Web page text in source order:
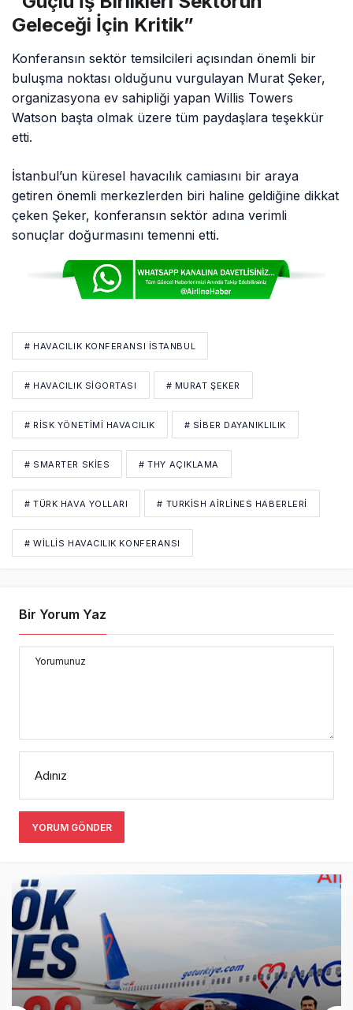
Geleceği İçin Kritik”
Konferansın sektör temsilcileri açısından önemli bir
buluşma noktası olduğunu vurgulayan Murat Şeker,
organizasyona ev sahipliği yapan Willis Towers
Watson başta olmak üzere tüm paydaşlara teşekkür
etti.
İstanbul’un küresel havacılık camiasını bir araya
getiren önemli merkezlerden biri haline geldiğine dikkat
çeken Şeker, konferansın sektör adına verimli
sonuçlar doğurmasını temenni etti.
# HAVACILIK KONFERANSI İSTANBUL
# HAVACILIK SIGORTASI # MURAT ŞEKER
# RISK YÖNETIMI HAVACILIK # SIBER DAYANIKLILIK
# SMARTER SKIES # THY AÇIKLAMA
# TÜRK HAVA YOLLARI # TURKISH AIRLINES HABERLERI
# WILLIS HAVACILIK KONFERANSI
Bir Yorum Yaz
Yorumunuz
Adınız
YORUM GÖNDER